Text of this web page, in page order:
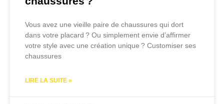
Vous avez une vieille paire de chaussures qui dort
dans votre placard ? Ou simplement envie d’affirmer
votre style avec une création unique ? Customiser ses
chaussures
LIRE LA SUITE »